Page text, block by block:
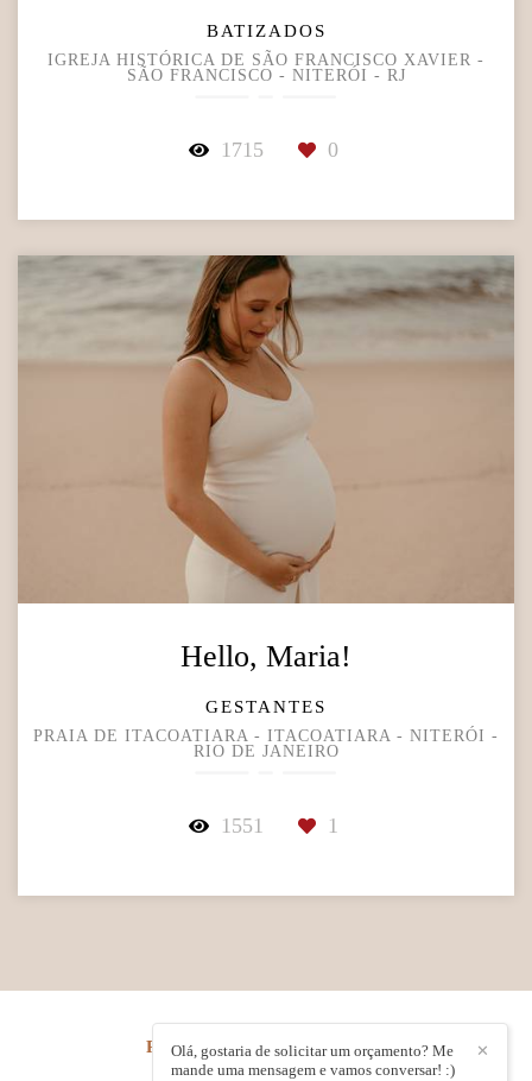
BATIZADOS
IGREJA HISTÓRICA DE SÃO FRANCISCO XAVIER -
SÃO FRANCISCO - NITERÓI - RJ
1715 0
Hello, Maria!
GESTANTES
PRAIA DE ITACOATIARA - ITACOATIARA - NITERÓI -
RIO DE JANEIRO
1551 1
RENATA ROCHA/CONTATO ✕
Olá, gostaria de solicitar um orçamento? Me
mande uma mensagem e vamos conversar! :)